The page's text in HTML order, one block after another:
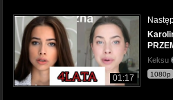
01:17
Keksu
1080p